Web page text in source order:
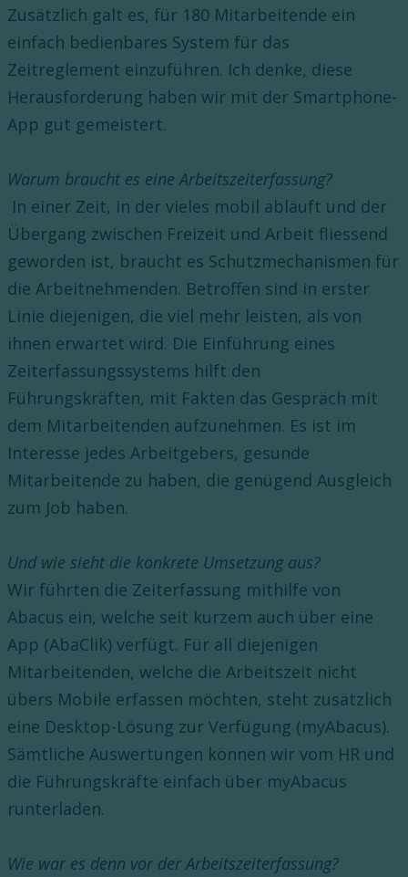
Zusätzlich galt es, für 180 Mitarbeitende ein
einfach bedienbares System für das
Zeitreglement einzuführen. Ich denke, diese
Herausforderung haben wir mit der Smartphone-
App gut gemeistert.
Warum braucht es eine Arbeitszeiterfassung?
In einer Zeit, in der vieles mobil abläuft und der
Übergang zwischen Freizeit und Arbeit fliessend
geworden ist, braucht es Schutzmechanismen für
die Arbeitnehmenden. Betroffen sind in erster
Linie diejenigen, die viel mehr leisten, als von
ihnen erwartet wird. Die Einführung eines
Zeiterfassungssystems hilft den
Führungskräften, mit Fakten das Gespräch mit
dem Mitarbeitenden aufzunehmen. Es ist im
Interesse jedes Arbeitgebers, gesunde
Mitarbeitende zu haben, die genügend Ausgleich
zum Job haben.
Und wie sieht die konkrete Umsetzung aus?
Wir führten die Zeiterfassung mithilfe von
Abacus ein, welche seit kurzem auch über eine
App (AbaClik) verfügt. Für all diejenigen
Mitarbeitenden, welche die Arbeitszeit nicht
übers Mobile erfassen möchten, steht zusätzlich
eine Desktop-Lösung zur Verfügung (myAbacus).
Sämtliche Auswertungen können wir vom HR und
die Führungskräfte einfach über myAbacus
runterladen.
Wie war es denn vor der Arbeitszeiterfassung?